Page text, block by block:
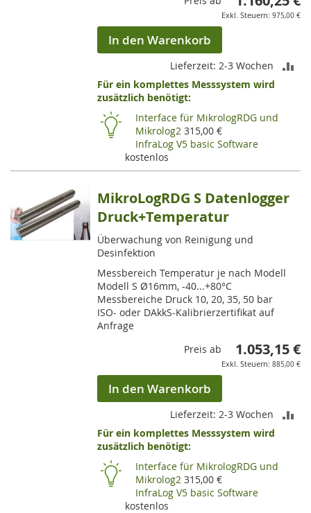
975,00 €
In den Warenkorb
Lieferzeit: 2-3 Wochen
Für ein komplettes Messsystem wird
zusätzlich benötigt:
Interface für MikrologRDG und
Mikrolog2 315,00 €
InfraLog V5 basic Software
kostenlos
MikroLogRDG S Datenlogger
Druck+Temperatur
Überwachung von Reinigung und
Desinfektion
Messbereich Temperatur je nach Modell
Modell S Ø16mm, -40...+80°C
Messbereiche Druck 10, 20, 35, 50 bar
ISO- oder DAkkS-Kalibrierzertifikat auf
Anfrage
1.053,15 €
885,00 €
Preis ab
In den Warenkorb
Lieferzeit: 2-3 Wochen
Für ein komplettes Messsystem wird
zusätzlich benötigt:
Interface für MikrologRDG und
Mikrolog2 315,00 €
InfraLog V5 basic Software
kostenlos